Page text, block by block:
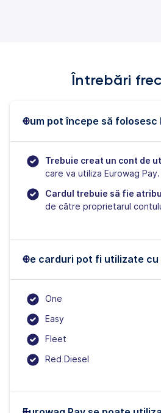
Întrebări
Cum pot începe să folosesc
Trebuie creat un cont de
care va utiliza Eurowag Pay.
Cardul trebuie să fie
de către proprietarul
Ce carduri pot fi utilizate cu
One
Easy
Fleet
Red Diesel